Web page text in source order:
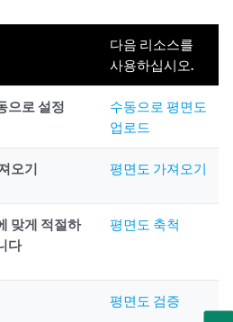
다음 리소스를
사용하십시오.
으로 설정
수동으로 평면도
업로드
오기 평면도 가져오기
맞게 적절하
다
평면도 축척
평면도 검증